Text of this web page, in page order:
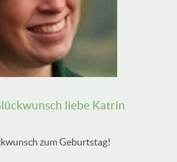
liebe Katrin
zum Geburtstag!